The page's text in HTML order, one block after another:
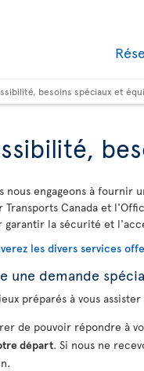
besoins spéciaux et
nous engageons à fournir
Canada et
la sécurité et
les divers services
une demande
préparés à vous
de pouvoir répondre à
départ. Si nous ne